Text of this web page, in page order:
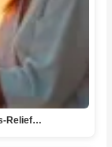
Relief…